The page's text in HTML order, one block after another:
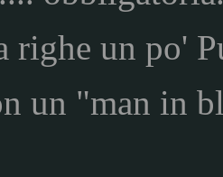
righe un po'
un "man in